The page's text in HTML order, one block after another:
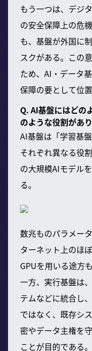
もう一つは、デジ
の安全保障上の危
も、基盤が外国に
スクがある。この
ため、AI・データ
保障の要として位
Q. AI基盤にはどの
のような役割があ
AI基盤は「学習基
それぞれ異なる役
の大規模AIモデル
る。
数兆ものパラメー
ターネット上のほ
GPUを用いる途方
一方、実行基盤は
テムなどに統合し
ではなく、既存シ
密やデータ主権を
ことが目的である。